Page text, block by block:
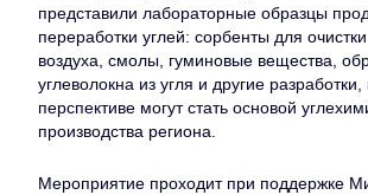
представили лабораторные образцы
переработки углей: сорбенты для
воздуха, смолы, гуминовые вещества,
углеволокна из угля и другие
перспективе могут стать основой
производства региона.
Мероприятие проходит при поддержке